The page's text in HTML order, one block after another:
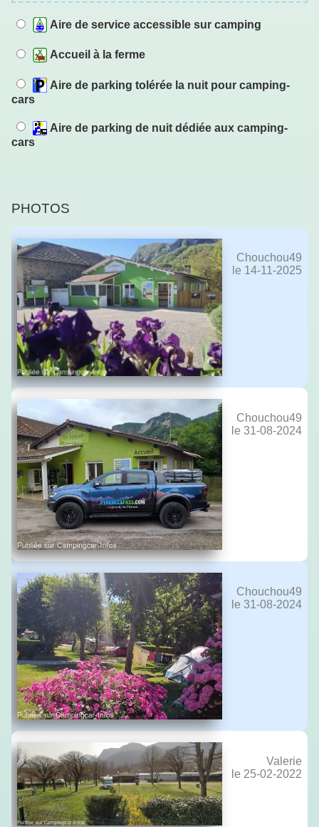
Aire de service accessible sur camping
Accueil à la ferme
Aire de parking tolérée la nuit pour camping-
cars
Aire de parking de nuit dédiée aux camping-
cars
PHOTOS